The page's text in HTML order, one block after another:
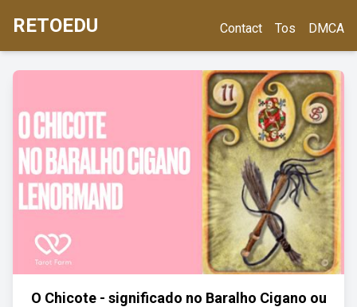
RETOEDU Contact Tos DMCA
O Chicote - significado no Baralho Cigano ou